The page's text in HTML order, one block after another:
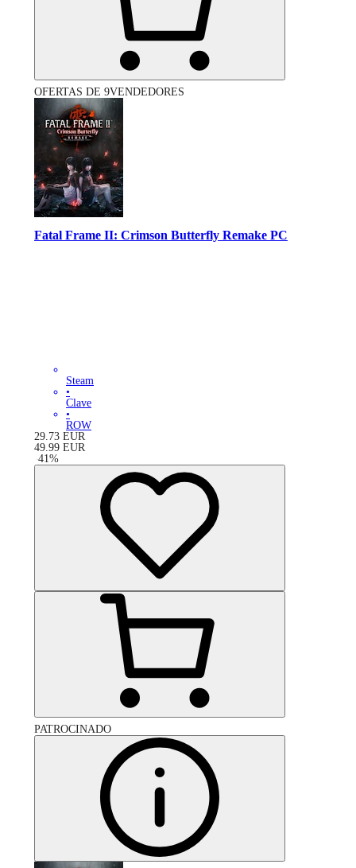
OFERTAS DE 9VENDEDORES
Fatal Frame II: Crimson Butterfly Remake PC
Steam
•
Clave
•
ROW
29.73 EUR
49.99 EUR
-41%
PATROCINADO